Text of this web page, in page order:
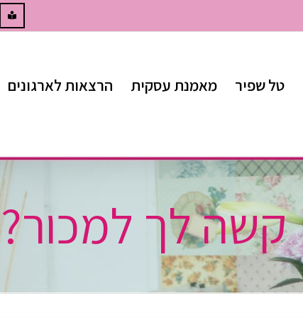
טל שפיר מאמנת עסקית הרצאות לארגונים
קשה לך למכור?